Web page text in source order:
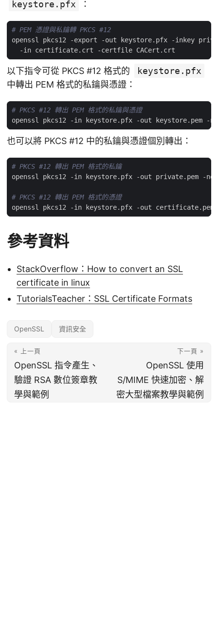
keystore.pfx
：
# PEM 憑證與私鑰轉 PKCS #12
openssl pkcs12 -export -out keystore.pfx -inkey
以下指令可從 PKCS #12 格式的
keystore.pfx
中轉出 PEM 格式的私鑰與憑證：
# PKCS #12 轉出 PEM 格式的私鑰與憑證
也可以將 PKCS #12 中的私鑰與憑證個別轉出：
# PKCS #12 轉出 PEM 格式的私鑰
# PKCS #12 轉出 PEM 格式的憑證
參考資料
StackOverflow：How to convert an SSL
certificate in linux
TutorialsTeacher：SSL Certificate Formats
OpenSSL 資訊安全
« 上一頁
OpenSSL 指令產生、
驗證 RSA 數位簽章教
學與範例
下一頁 »
OpenSSL 使用
S/MIME 快速加密、解
密大型檔案教學與範例